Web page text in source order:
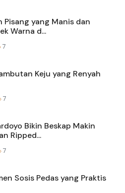
Pisang yang Manis dan
Warna d...
7
Keju yang Renyah
7
Bikin Beskap Makin
Ripped...
7
Sosis Pedas yang Praktis